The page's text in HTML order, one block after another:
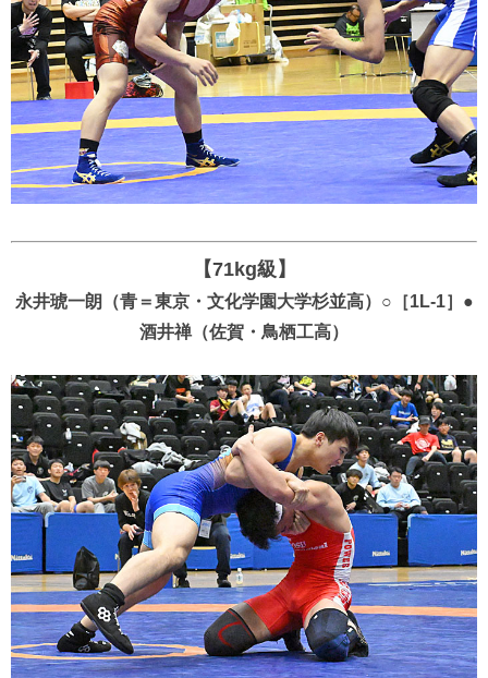
【71kg級】
永井琥一朗（青＝東京・文化学園大学杉並高）○［1L-1］●
酒井禅（佐賀・鳥栖工高）